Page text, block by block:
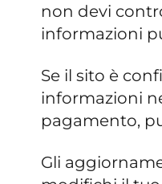
non devi
informazioni
Se il sito è
informazioni
pagamento,
Gli